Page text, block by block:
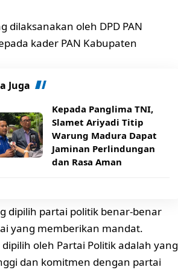
dilaksanakan oleh DPD PAN
kader PAN Kabupaten
Juga
Kepada Panglima TNI,
Slamet Ariyadi Titip
Warung Madura Dapat
Jaminan Perlindungan
dan Rasa Aman
dipilih partai politik benar-benar
yang memberikan mandat.
oleh Partai Politik adalah yang
dan komitmen dengan partai